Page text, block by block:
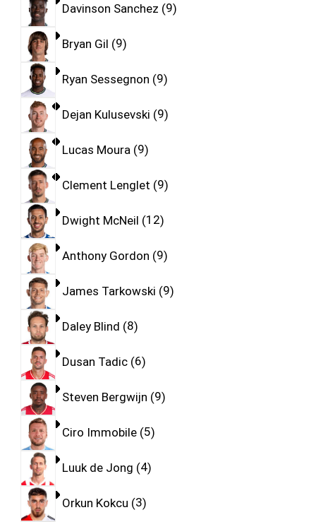
Davinson Sanchez 9
Bryan Gil 9
Ryan Sessegnon 9
Dejan Kulusevski 9
Lucas Moura 9
Clement Lenglet 9
Dwight McNeil 12
Anthony Gordon 9
James Tarkowski 9
Daley Blind 8
Dusan Tadic 6
Steven Bergwijn 9
Ciro Immobile 5
Luuk de Jong 4
Orkun Kokcu 3